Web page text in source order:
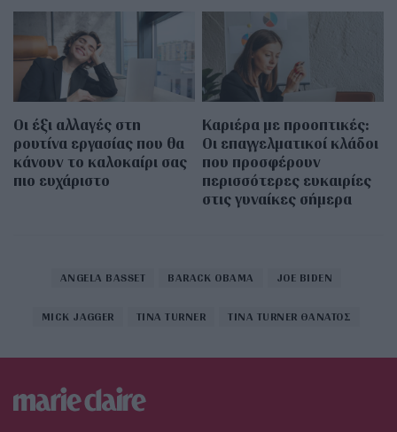
Οι έξι αλλαγές στη
ρουτίνα εργασίας που θα
κάνουν το καλοκαίρι σας
πιο ευχάριστο
Καριέρα με προοπτικές:
Οι επαγγελματικοί κλάδοι
που προσφέρουν
περισσότερες ευκαιρίες
στις γυναίκες σήμερα
ANGELA BASSET BARACK OBAMA JOE BIDEN
MICK JAGGER TINA TURNER TINA TURNER ΘΑΝΑΤΟΣ